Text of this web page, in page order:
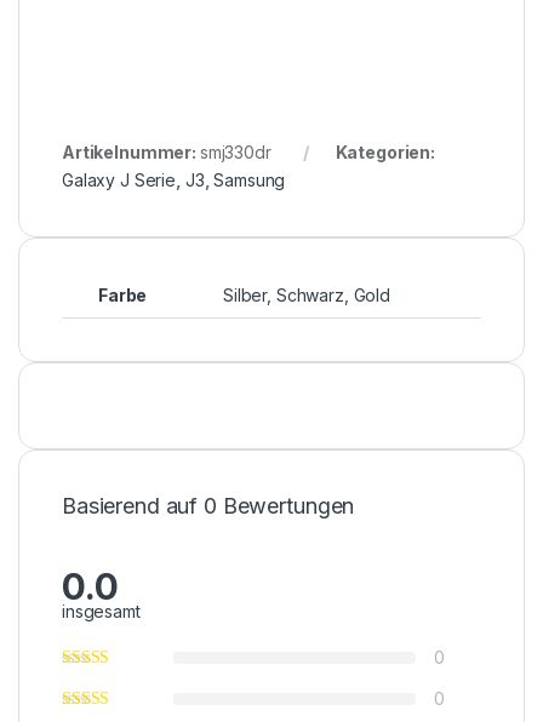
Artikelnummer: smj330dr
Kategorien:
Galaxy J Serie J3 ,Samsung
Farbe Silber, Schwarz, Gold
Basierend auf 0 Bewertungen
0.0
insgesamt
0
0